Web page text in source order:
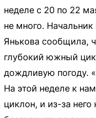
неделе с 20 по 22
не много.
Янькова сообщила,
глубокий южный
дождливую погоду.
На этой неделе к
циклон, и из-за